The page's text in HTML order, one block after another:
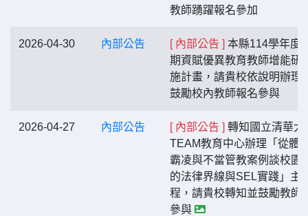
教師踴躍報名參加
2026-04-30 內部公告 [ 內部公告 ] 本縣114學年度
期資賦優異教育教師增能研
施計畫，請貴校依說明辦理
鼓勵校內教師報名參與
2026-04-27 內部公告 [ 內部公告 ] 轉知國立清華大
TEAM教育中心辦理「從體
霸凌與不當管教案例談校園
的法律界線與SEL實踐」主
程，請貴校轉知並鼓勵教師
參與